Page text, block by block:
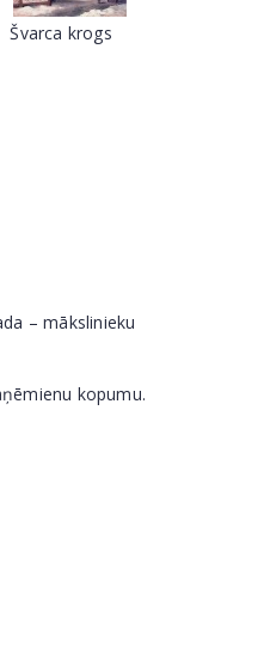
Švarca krogs
– mākslinieku
kopumu.